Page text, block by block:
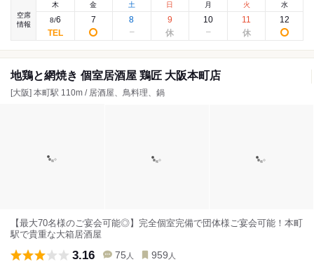
空席
情報
木
8/6
金
7
土
8
日
9
月
10
火
11
水
12
地鶏と網焼き 個室居酒屋 鶏匠 大阪本町店
[大阪] 本町駅 110m / 居酒屋、鳥料理、鍋
【最大70名様のご宴会可能◎】完全個室完備で団体様ご宴会可能！本町
駅で貴重な大箱居酒屋
3.16 75 人 959 人